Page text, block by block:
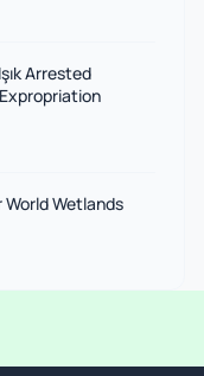
Arrested
Wetlands